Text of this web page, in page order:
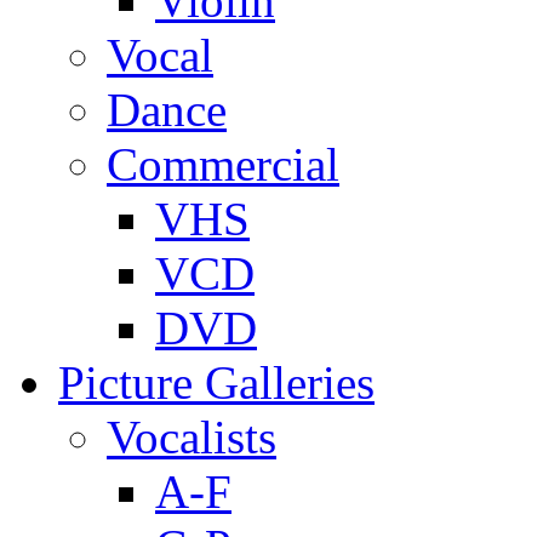
Vocal
Dance
Commercial
VHS
VCD
DVD
Picture Galleries
Vocalists
A-F